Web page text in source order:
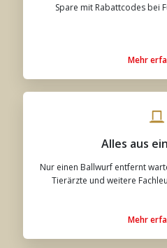
Spare mit Rabattcodes bei
Mehr
Alles aus
Nur einen Ballwurf entfernt
Tierärzte und weitere
Mehr